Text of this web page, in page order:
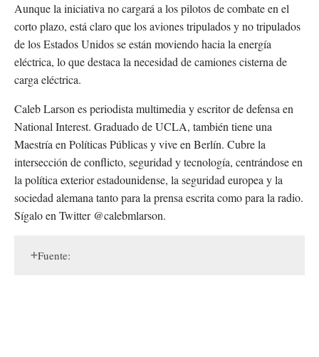
Aunque la iniciativa no cargará a los pilotos de combate en el
corto plazo, está claro que los aviones tripulados y no tripulados
de los Estados Unidos se están moviendo hacia la energía
eléctrica, lo que destaca la necesidad de camiones cisterna de
carga eléctrica.
Caleb Larson es periodista multimedia y escritor de defensa en
National Interest. Graduado de UCLA, también tiene una
Maestría en Políticas Públicas y vive en Berlín. Cubre la
intersección de conflicto, seguridad y tecnología, centrándose en
la política exterior estadounidense, la seguridad europea y la
sociedad alemana tanto para la prensa escrita como para la radio.
Sígalo en Twitter @calebmlarson.
Fuente: